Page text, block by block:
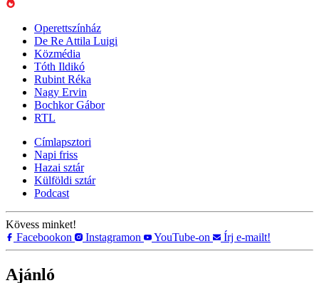
Operettszínház
De Re Attila Luigi
Közmédia
Tóth Ildikó
Rubint Réka
Nagy Ervin
Bochkor Gábor
RTL
Címlapsztori
Napi friss
Hazai sztár
Külföldi sztár
Podcast
Kövess minket!
Facebookon
Instagramon YouTube-on Írj e-mailt!
Ajánló